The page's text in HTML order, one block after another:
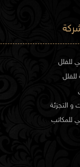
للفلل
للفلل
و التجزئة
للمكاتب